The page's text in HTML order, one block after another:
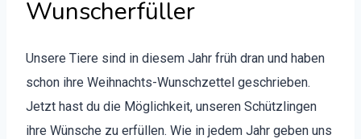
Wunscherfüller
Unsere Tiere sind in diesem Jahr früh dran und haben
schon ihre Wei­h­nachts-Wun­schzettel geschrieben.
Jet­zt hast du die Möglichkeit, unseren Schüt­zlin­gen
ihre Wün­sche zu erfüllen. Wie in jedem Jahr geben uns